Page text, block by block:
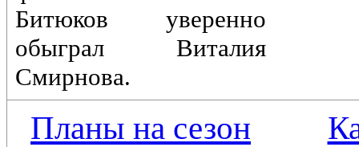
Битюков уверенно
обыграл Виталия
Смирнова.
Планы на сезон